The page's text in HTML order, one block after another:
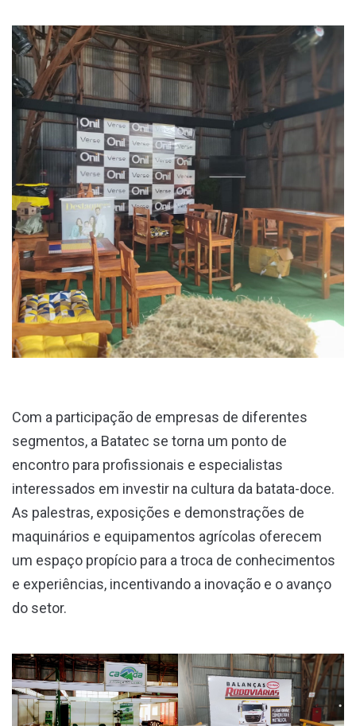
Com a participação de empresas de diferentes
segmentos, a Batatec se torna um ponto de
encontro para profissionais e especialistas
interessados em investir na cultura da batata-doce.
As palestras, exposições e demonstrações de
maquinários e equipamentos agrícolas oferecem
um espaço propício para a troca de conhecimentos
e experiências, incentivando a inovação e o avanço
do setor.